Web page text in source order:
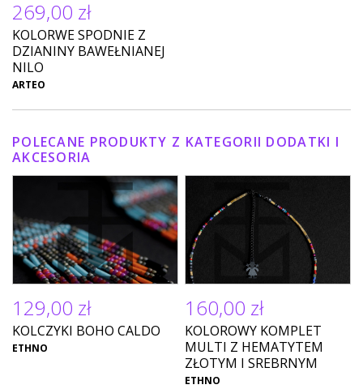
269,00 zł
KOLORWE SPODNIE Z
DZIANINY BAWEŁNIANEJ
NILO
ARTEO
POLECANE PRODUKTY Z KATEGORII DODATKI I
AKCESORIA
129,00 zł
KOLCZYKI BOHO CALDO
ETHNO
160,00 zł
KOLOROWY KOMPLET
MULTI Z HEMATYTEM
ZŁOTYM I SREBRNYM
ETHNO